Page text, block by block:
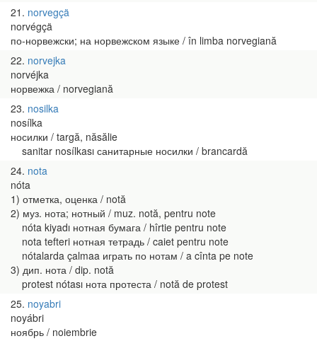
21 norvegçä
norvégçä
по-норвежски; на норвежском языке / în limba norvegiană
22 norvejka
norvéjka
норвежка / norvegiană
23 nosilka
nosílka
носилки / targă, năsălie
sanitar nosílkası санитарные носилки / brancardă
24 nota
nóta
1) отметка, оценка / notă
2) муз. нота; нотный / muz. notă, pentru note
nóta kiyadı нотная бумага / hîrtie pentru note
nota tefteri нотная тетрадь / caiet pentru note
nótalarda çalmaa играть по нотам / a cînta pe note
3) дип. нота / dip. notă
protest nótası нота протеста / notă de protest
25 noyabri
noyábri
ноябрь / noiembrie